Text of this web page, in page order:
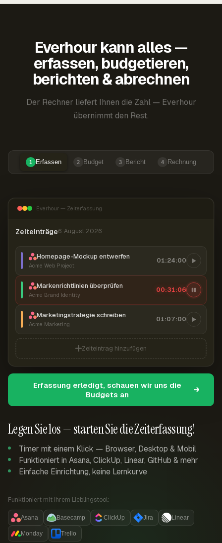
Everhour kann alles —
erfassen, budgetieren,
berichten & abrechnen
Der Rechner liefert Ihnen die Zahl — Everhour
übernimmt den Rest.
1 Erfassen 2 Budget 3 Bericht 4 Rechnung
Legen Sie los — starten Sie die Zeiterfassung!
Timer mit einem Klick — Browser, Desktop & Mobil
Funktioniert in Asana, ClickUp, Linear, GitHub & mehr
Einfache Einrichtung, keine Lernkurve
Funktioniert mit Ihrem Lieblingstool:
Asana Basecamp ClickUp Jira Linear
Monday Trello
Everhour — Zeiterfassung
Zeiteinträge6. August 2026
Homepage-Mockup entwerfen
Acme Web Project
01:24:00
Markenrichtlinien überprüfen
Acme Brand Identity
00:31:07
Marketingstrategie schreiben
Acme Marketing
01:07:00
Zeiteintrag hinzufügen
Erfassung erledigt, schauen wir uns die
Budgets an